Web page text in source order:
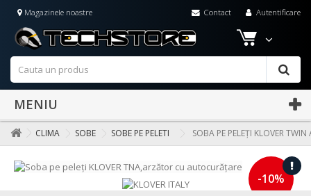
Autentificare
Contact
Magazinele noastre
MENIU
CLIMA SOBE SOBE PE PELETI SOBA PE PELEȚI KLOVER
-10%